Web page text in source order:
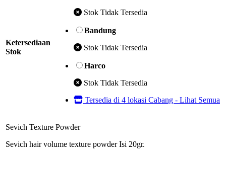
Ketersediaan
Stok
Stok Tidak Tersedia
Bandung
Stok Tidak Tersedia
Harco
Stok Tidak Tersedia
Tersedia di 4 lokasi Cabang - Lihat Semua
Sevich Texture Powder
Sevich hair volume texture powder Isi 20gr.